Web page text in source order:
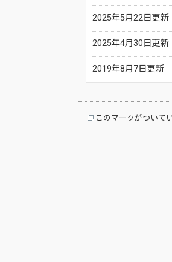
2025年5月22日更新
2025年4月30日更新
2019年8月7日更新
このマークがついて